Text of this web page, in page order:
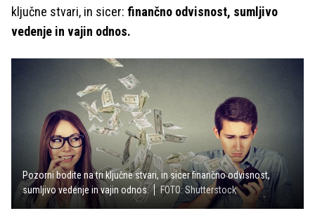
ključne stvari, in sicer: finančno odvisnost, sumljivo
vedenje in vajin odnos.
Pozorni bodite na tri ključne stvari, in sicer finančno odvisnost,
sumljivo vedenje in vajin odnos.
FOTO: Shutterstock